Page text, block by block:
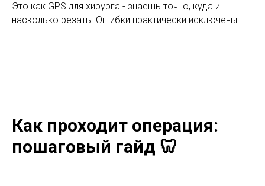
Это как GPS для хирурга - знаешь точно, куда и
насколько резать. Ошибки практически исключены!
Как проходит операция:
пошаговый гайд 🦷